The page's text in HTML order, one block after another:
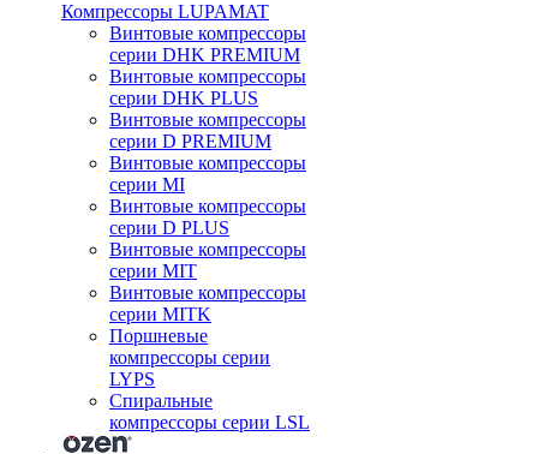
Компрессоры LUPAMAT
Винтовые компрессоры
серии DHK PREMIUM
Винтовые компрессоры
серии DHK PLUS
Винтовые компрессоры
серии D PREMIUM
Винтовые компрессоры
серии MI
Винтовые компрессоры
серии D PLUS
Винтовые компрессоры
серии MIT
Винтовые компрессоры
серии MITK
Поршневые
компрессоры серии
LYPS
Спиральные
компрессоры серии LSL